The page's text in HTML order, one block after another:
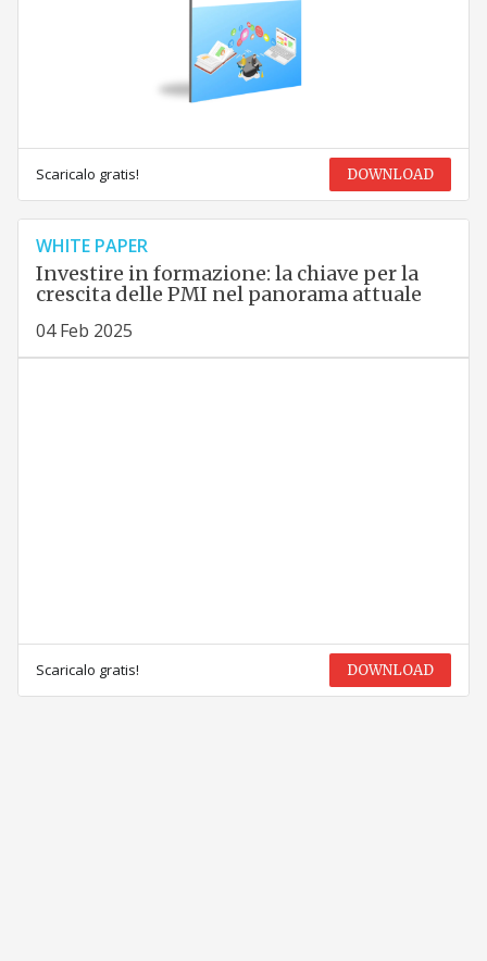
Scaricalo gratis! DOWNLOAD
WHITE PAPER
Investire in formazione: la chiave per la
crescita delle PMI nel panorama attuale
04 Feb 2025
Scaricalo gratis! DOWNLOAD